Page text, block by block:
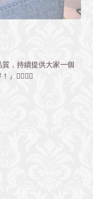
，持續提供大家一個
👍🏻👍🏻